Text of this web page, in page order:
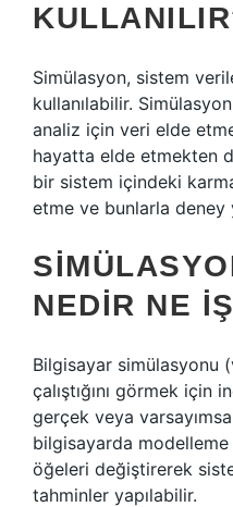
Simülasyon, sistem
kullanılabilir.
analiz için veri elde
hayatta elde etmekten
bir sistem içindeki
etme ve bunlarla deney
NEDIR NE
Bilgisayar simülasyonu
çalıştığını görmek için
gerçek veya
bilgisayarda
öğeleri değiştirerek
tahminler yapılabilir.